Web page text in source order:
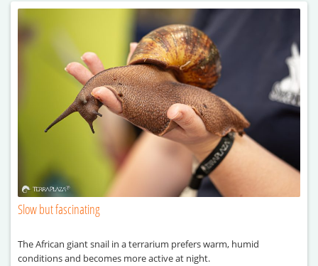
Slow but fascinating
The African giant snail in a terrarium prefers warm, humid
conditions and becomes more active at night.